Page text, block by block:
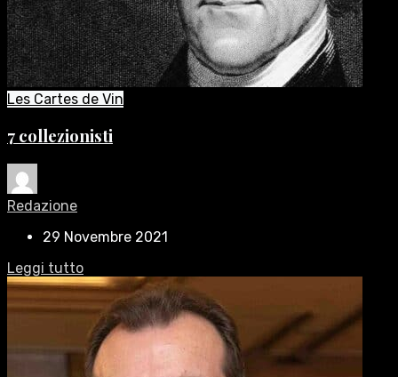
Les Cartes de Vin
7 collezionisti
Redazione
29 Novembre 2021
Leggi tutto